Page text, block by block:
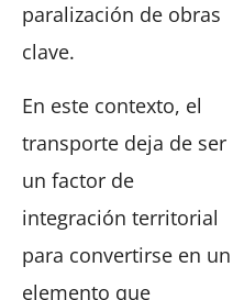
paralización de obras
clave.
En este contexto, el
transporte deja de ser
un factor de
integración territorial
para convertirse en un
elemento que